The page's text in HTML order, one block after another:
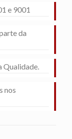
e 9001
da
Qualidade.
nos